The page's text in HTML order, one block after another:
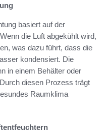
basiert auf der
die Luft abgekühlt wird,
was dazu führt, dass die
kondensiert. Die
in einem Behälter oder
diesen Prozess trägt
Raumklima